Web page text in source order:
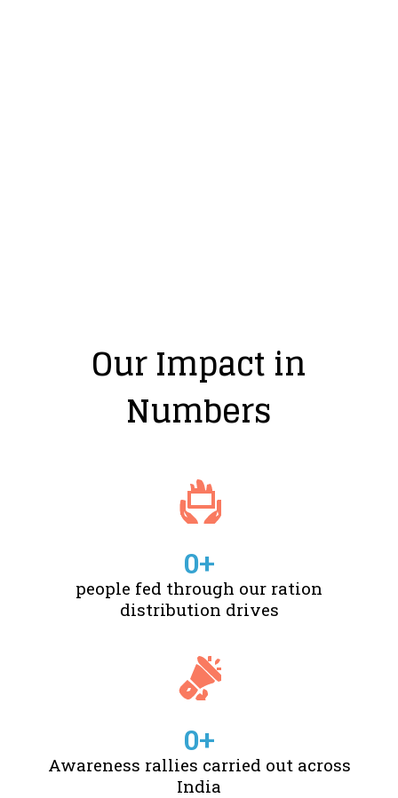
Our Impact in
Numbers
people fed through our ration
distribution drives
0+
Awareness rallies carried out across
India
0+